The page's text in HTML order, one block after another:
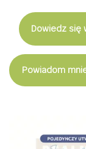
Dowiedz się
Powiadom